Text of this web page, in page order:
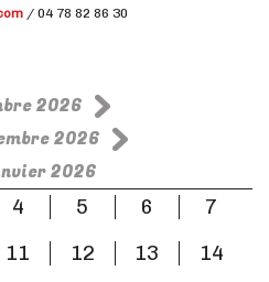
/ 04 78 82 86 30
2026
2026
2026
4 5 6
7
11 12 13 14